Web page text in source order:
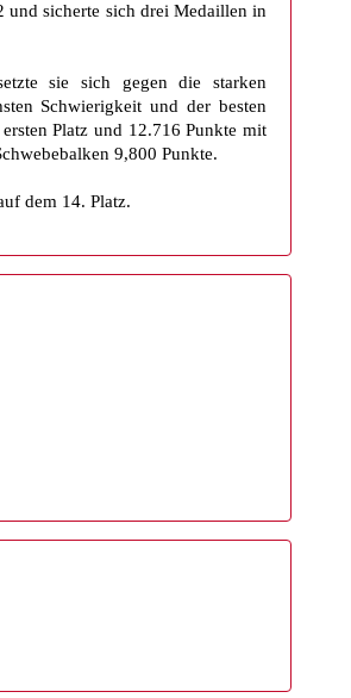
und sicherte sich drei Medaillen in
sie sich gegen die starken
Schwierigkeit und der besten
Platz und 12.716 Punkte mit
9,800 Punkte.
dem 14. Platz.